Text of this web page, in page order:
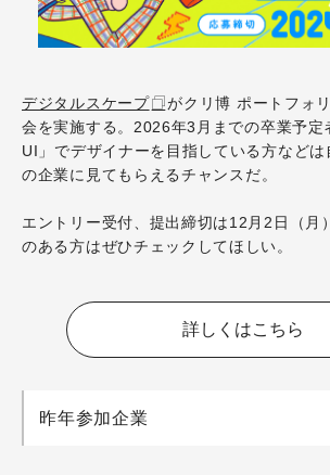
デジタルスケープ
がクリ博 ポートフォ
会を実施する。2026年3月までの卒業予
UI」でデザイナーを目指している方など
の企業に見てもらえるチャンスだ。
エントリー受付、提出締切は12月2日（月
のある方はぜひチェックしてほしい。
詳しくはこちら
昨年参加企業